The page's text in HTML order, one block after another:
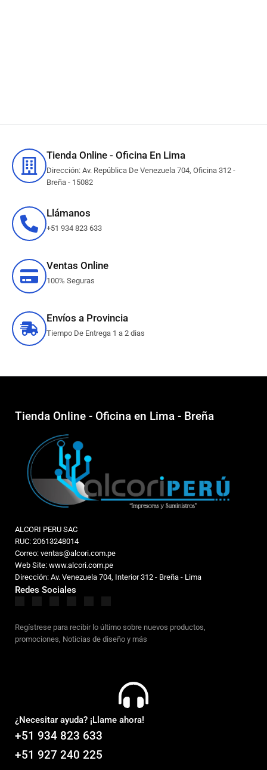
Tienda Online - Oficina En Lima
Dirección: Av. República De Venezuela 704, Oficina 312 -
Breña - 15082
Llámanos
+51 934 823 633
Ventas Online
100% Seguras
Envíos a Provincia
Tiempo De Entrega 1 a 2 dias
Tienda Online - Oficina en Lima - Breña
ALCORI PERU SAC
RUC: 20613248014
Correo: ventas@alcori.com.pe
Web Site: www.alcori.com.pe
Dirección: Av. Venezuela 704, Interior 312 - Breña - Lima
Redes Sociales
Regístrese para recibir lo último sobre nuevos productos,
promociones, Noticias de diseño y más
¿Necesitar ayuda? ¡Llame ahora!
+51 934 823 633
+51 927 240 225